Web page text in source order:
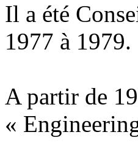
Il a été
1977 à 1979.
A partir de
«